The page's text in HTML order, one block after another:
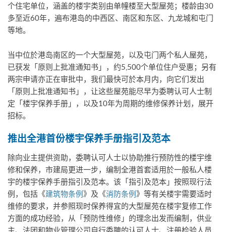
个住宅单位，涵盖的楼宇类别由单幢楼至大型屋苑；楼龄由30
多至近60年，遍布港岛的中西区、南区和东区、九龙城和屯门
等地。
当中位於港岛南区的一个大型屋苑，以及屯门两个私人屋苑，
已获发「原则上批准通知书」，约5,500个单位住户受惠；另有
两宗申请亦正在审批中，我们最快可於本月内，向它们发出
「原则上批准通知书」，让这些屋苑能尽早为委聘认可人士制
定「楼宇保养手册」，以及10年为周期的维修保养计划，展开
招标。
推出全港首份楼宇保养手册指引及范本
除向业主提供资助，委聘认可人士以协助推行预防性的楼宇维
修和保养，市建局更进一步，编制全港首套适用於一般私人楼
宇的楼宇保养手册指引及范本。该「指引及范本」按照现行法
例，包括《建筑物条例》及《消防条例》等有关楼宇需要适时
维修的要求，并参照现时保养得宜的大型屋苑在楼宇复修工作
方面的成功经验，从「预防性维修」的理念出发而编制，供业